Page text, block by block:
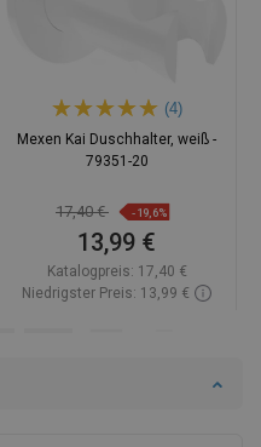
(4)
Mexen Kai Duschhalter, weiß -
79351-20
17,40 € -19,6%
13,99 €
Katalogpreis: 17,40 €
Niedrigster Preis: 13,99 €